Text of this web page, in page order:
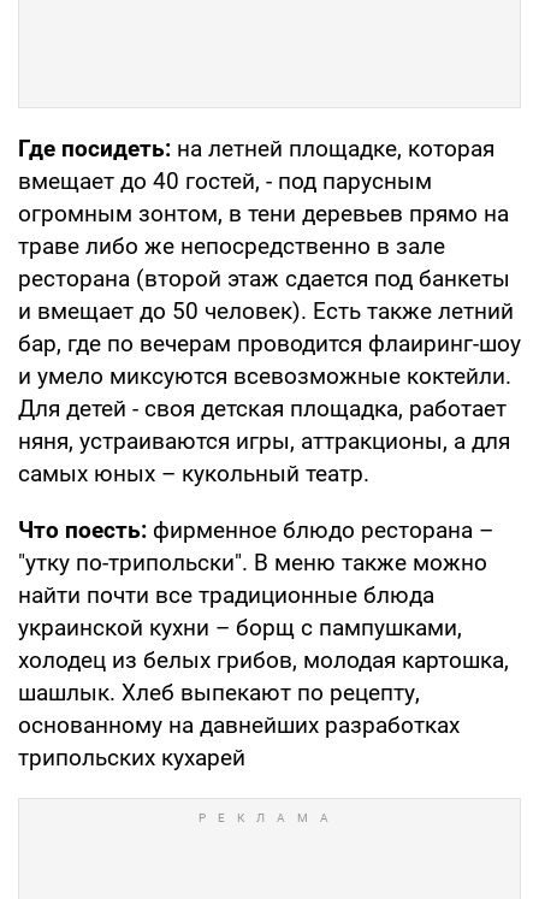
Где посидеть: на летней площадке, которая
вмещает до 40 гостей, - под парусным
огромным зонтом, в тени деревьев прямо на
траве либо же непосредственно в зале
ресторана (второй этаж сдается под банкеты
и вмещает до 50 человек). Есть также летний
бар, где по вечерам проводится флаиринг-шоу
и умело миксуются всевозможные коктейли.
Для детей - своя детская площадка, работает
няня, устраиваются игры, аттракционы, а для
самых юных – кукольный театр.
Что поесть: фирменное блюдо ресторана –
"утку по-трипольски". В меню также можно
найти почти все традиционные блюда
украинской кухни – борщ с пампушками,
холодец из белых грибов, молодая картошка,
шашлык. Хлеб выпекают по рецепту,
основанному на давнейших разработках
трипольских кухарей